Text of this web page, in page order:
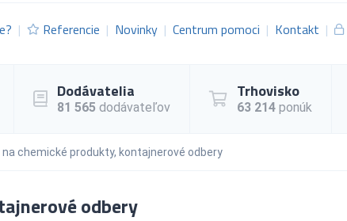
Referencie Novinky Centrum pomoci Kontakt
Dodávatelia
81 565 dodávateľov
Trhovisko
63 214 ponúk
na chemické produkty, kontajnerové odbery
odbery